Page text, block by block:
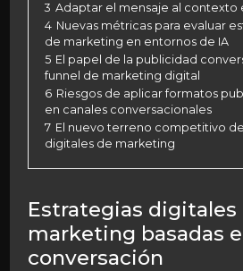
3 Adaptar el mensaje al contexto
4 Nuevas métricas para evaluar
de marketing en entornos de IA
5 El papel de la publicidad
funnel de marketing digital
6 Riesgos de aplicar formatos
en canales conversacionales
7 El nuevo terreno competitivo
digitales de marketing
Estrategias digitales
marketing basadas
conversación